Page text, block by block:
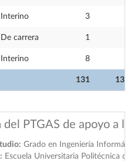
Interino 3
De carrera 1
Interino 8
131 131
del PTGAS de apoyo a
Grado en Ingeniería
Escuela Universitaria Politécnica de